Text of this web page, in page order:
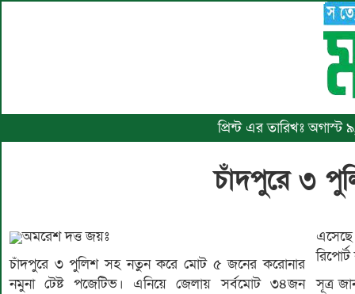
প্রিন্ট এর তারিখঃ
চাঁদপুরে ৩
অমরেশ দত্ত জয়ঃ
চাঁদপুরে ৩ পুলিশ সহ নতুন করে মোট ৫ জনের করোনার
নমুনা টেষ্ট পজেটিভ। এনিয়ে জেলায় সর্বমোট ৩৪জন
সূত্র